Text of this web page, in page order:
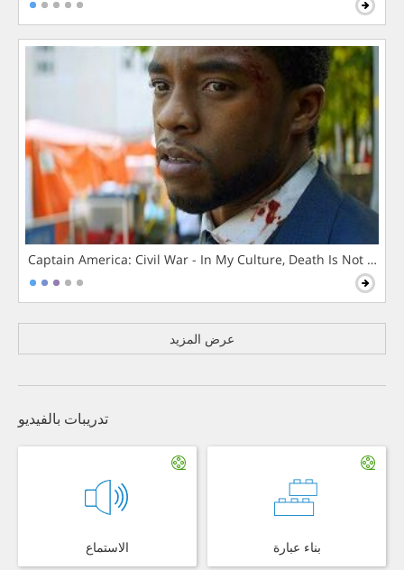
Captain America: Civil War - In My Culture, Death Is Not The
عرض المزيد
تدريبات بالفيديو
الاستماع بناء عبارة